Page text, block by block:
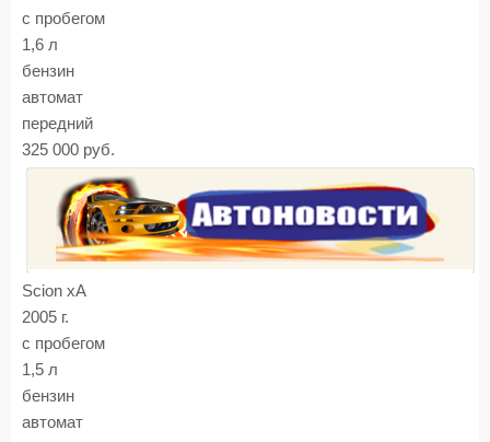
с пробегом
1,6 л
бензин
автомат
передний
325 000 руб.
Scion xA
2005 г.
с пробегом
1,5 л
бензин
автомат